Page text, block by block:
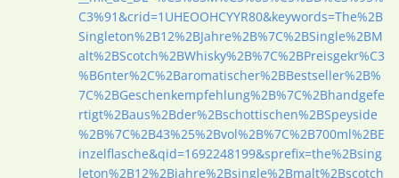
C3%91&crid=1UHEOOHCYYR80&keywords=The%2B
Singleton%2B12%2BJahre%2B%7C%2BSingle%2BM
alt%2BScotch%2BWhisky%2B%7C%2BPreisgekr%C3
%B6nter%2C%2Baromatischer%2BBestseller%2B%
7C%2BGeschenkempfehlung%2B%7C%2Bhandgefe
rtigt%2Baus%2Bder%2Bschottischen%2BSpeyside
%2B%7C%2B43%25%2Bvol%2B%7C%2B700ml%2BE
inzelflasche&qid=1692248199&sprefix=the%2Bsing
leton%2B12%2Bjahre%2Bsingle%2Bmalt%2Bscotch